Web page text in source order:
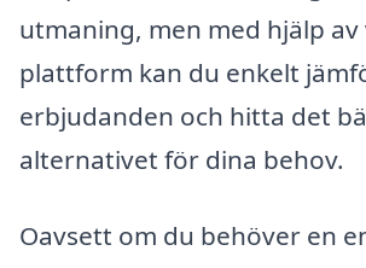
utmaning, men med hjälp av
plattform kan du enkelt
erbjudanden och hitta det
alternativet för dina behov.
Oavsett om du behöver en